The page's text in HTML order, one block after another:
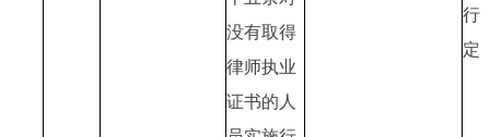
没有取得
律师执业
证书的人
行
定